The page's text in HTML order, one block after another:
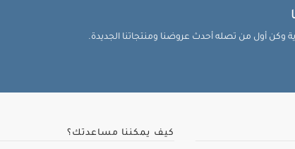
وكن أول من تصله أحدث عروضنا ومنتجاتنا الجديدة.
كيف يمكننا مساعدتك؟